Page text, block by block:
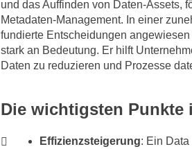
und das Auffinden von Daten-Assets,
Metadaten-Management. In einer
fundierte Entscheidungen
stark an Bedeutung. Er hilft
Daten zu reduzieren und Prozesse
Die wichtigsten Punkte
Effizienzsteigerung: Ein